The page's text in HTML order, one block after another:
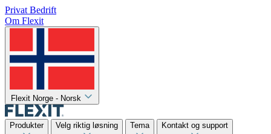
Privat Bedrift
Om Flexit
Flexit Norge - Norsk
Produkter Velg riktig løsning Tema Kontakt og support